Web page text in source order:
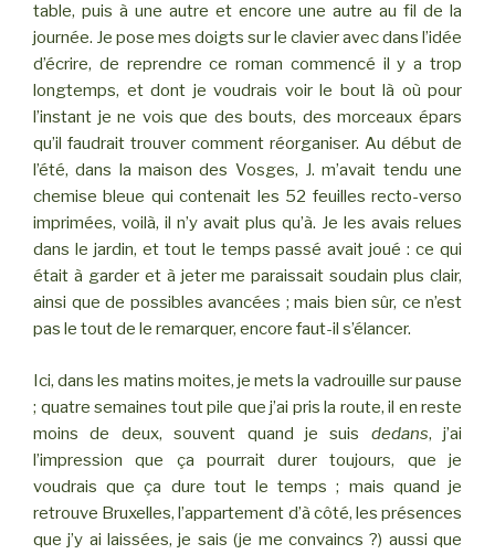
table, puis à une autre et encore une autre au fil de la
journée. Je pose mes doigts sur le clavier avec dans l’idée
d’écrire, de reprendre ce roman commencé il y a trop
longtemps, et dont je voudrais voir le bout là où pour
l’instant je ne vois que des bouts, des morceaux épars
qu’il faudrait trouver comment réorganiser. Au début de
l’été, dans la maison des Vosges, J. m’avait tendu une
chemise bleue qui contenait les 52 feuilles recto-verso
imprimées, voilà, il n’y avait plus qu’à. Je les avais relues
dans le jardin, et tout le temps passé avait joué : ce qui
était à garder et à jeter me paraissait soudain plus clair,
ainsi que de possibles avancées ; mais bien sûr, ce n’est
pas le tout de le remarquer, encore faut-il s’élancer.
Ici, dans les matins moites, je mets la vadrouille sur pause
; quatre semaines tout pile que j’ai pris la route, il en reste
moins de deux, souvent quand je suis dedans, j’ai
l’impression que ça pourrait durer toujours, que je
voudrais que ça dure tout le temps ; mais quand je
retrouve Bruxelles, l’appartement d’à côté, les présences
que j’y ai laissées, je sais (je me convaincs ?) aussi que